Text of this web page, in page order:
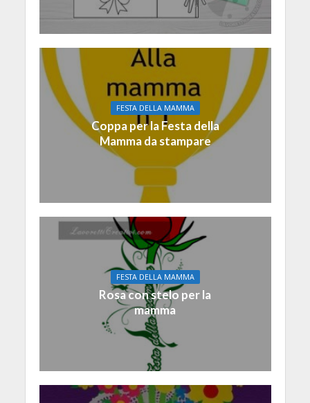
FESTA DELLA MAMMA
Coppa per la Festa della
Mamma da stampare
FESTA DELLA MAMMA
Rosa con stelo per la
mamma